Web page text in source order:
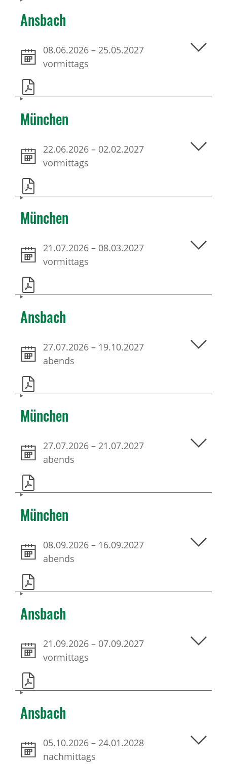
Ansbach
08.06.2026 – 25.05.2027
vormittags
München
22.06.2026 – 02.02.2027
vormittags
München
21.07.2026 – 08.03.2027
vormittags
Ansbach
27.07.2026 – 19.10.2027
abends
München
27.07.2026 – 21.07.2027
abends
München
08.09.2026 – 16.09.2027
abends
Ansbach
21.09.2026 – 07.09.2027
vormittags
Ansbach
05.10.2026 – 24.01.2028
nachmittags